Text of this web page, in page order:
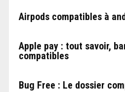
Airpods compatibles à
Apple pay : tout savoir,
compatibles
Bug Free : Le dossier